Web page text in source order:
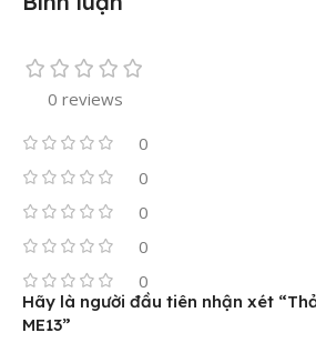
0 reviews
0
0
0
0
0
Hãy là người đầu tiên nhận xét
ME13”